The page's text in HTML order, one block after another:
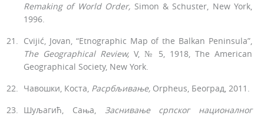
Remaking of World Order, Simon & Schuster, New York,
1996.
Cvijić, Jovan, “Etnographic Map of the Balkan Peninsula”,
The Geograp­hical Review,V, № 5, 1918, The American
Geographical Society, New York.
Чавошки, Коста, Расрбљивање, Orpheus, Београд, 2011.
Шуљагић, Сања, Заснивање српског националног